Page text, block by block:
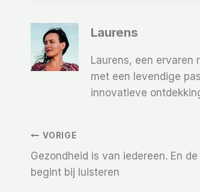
Laurens
Laurens, een ervaren
met een levendige
innovatieve
Bericht
Navigatie
VORIGE
Gezondheid is van iedereen. En
begint bij luisteren